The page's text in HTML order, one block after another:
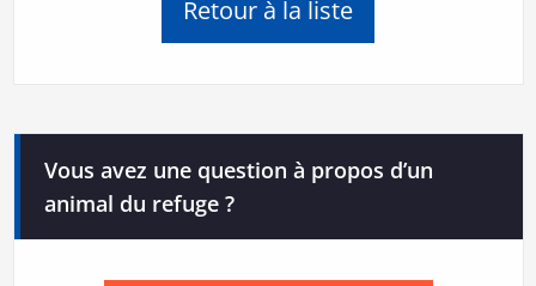
Retour à la liste
Vous avez une question à propos d’un
animal du refuge ?